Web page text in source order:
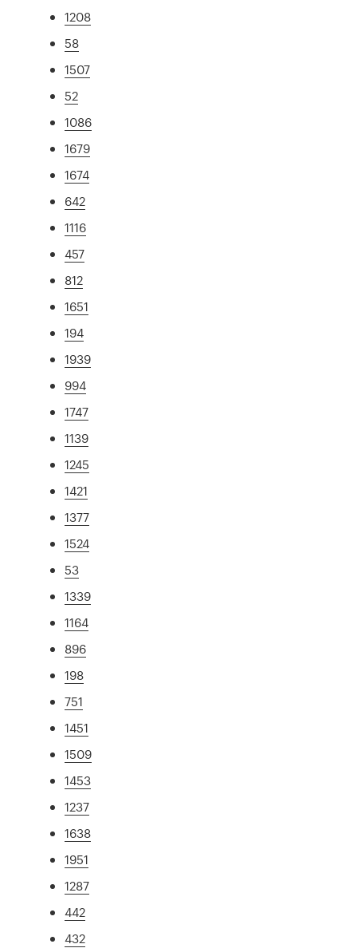
1208
58
1507
52
1086
1679
1674
642
1116
457
812
1651
194
1939
994
1747
1139
1245
1421
1377
1524
53
1339
1164
896
198
751
1451
1509
1453
1237
1638
1951
1287
442
432